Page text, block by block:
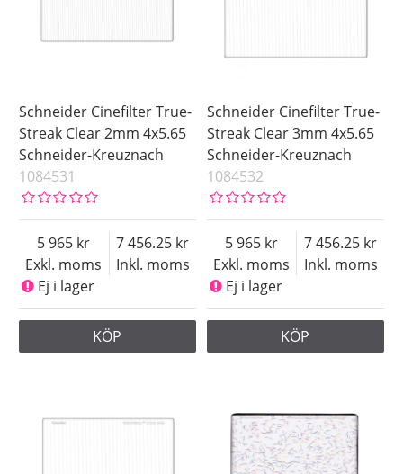
Schneider Cinefilter True-
Streak Clear 2mm 4x5.65
Schneider-Kreuznach
1084531
Exkl. moms
5 965
Inkl. moms
7 456.25
Ej i lager
KÖP
Schneider Cinefilter True-
Streak Clear 3mm 4x5.65
Schneider-Kreuznach
1084532
Exkl. moms
5 965
Inkl. moms
7 456.25
Ej i lager
KÖP